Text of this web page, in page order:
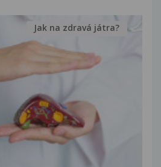
Jak na zdravá játra?